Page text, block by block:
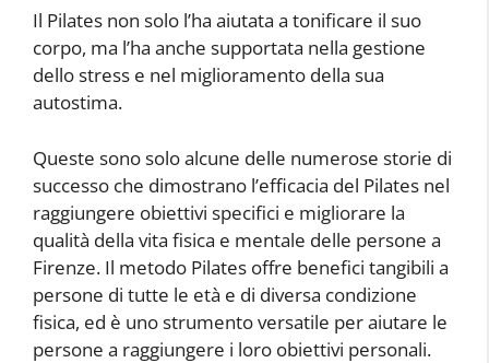
Il Pilates non solo l’ha aiutata a tonificare il suo
corpo, ma l’ha anche supportata nella gestione
dello stress e nel miglioramento della sua
autostima.
Queste sono solo alcune delle numerose storie di
successo che dimostrano l’efficacia del Pilates nel
raggiungere obiettivi specifici e migliorare la
qualità della vita fisica e mentale delle persone a
Firenze. Il metodo Pilates offre benefici tangibili a
persone di tutte le età e di diversa condizione
fisica, ed è uno strumento versatile per aiutare le
persone a raggiungere i loro obiettivi personali.